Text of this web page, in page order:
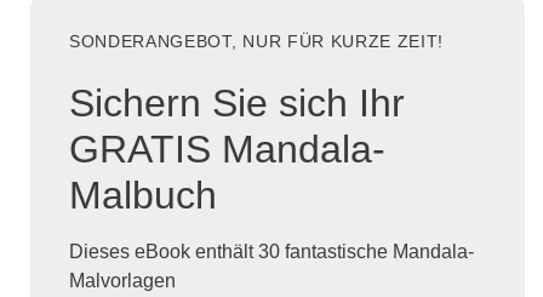
SONDERANGEBOT, NUR FÜR KURZE ZEIT!
Sichern Sie sich Ihr
GRATIS Mandala-
Malbuch
Dieses eBook enthält 30 fantastische Mandala-
Malvorlagen